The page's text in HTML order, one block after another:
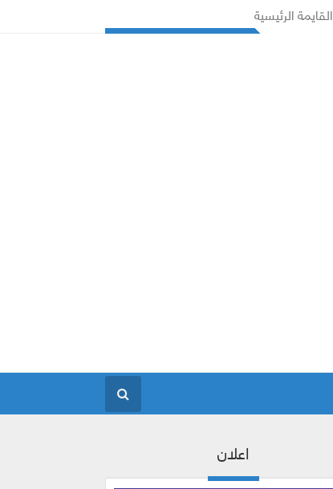
القايمة الرئيسية
اعلان